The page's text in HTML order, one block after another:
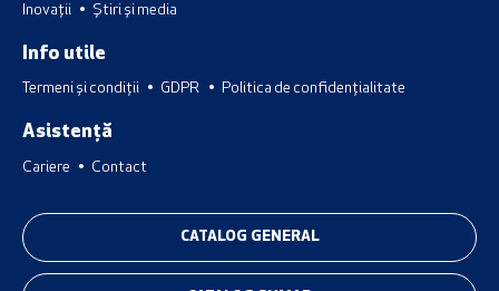
Inovații Știri și media
Info utile
Termeni și condiții GDPR Politica de confidențialitate
Asistență
Cariere Contact
CATALOG GENERAL